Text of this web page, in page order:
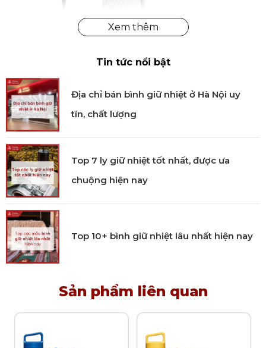
Cấu tạo vân thép Damascus dao Miyabi Sujihiki
Thiết kế cán dao
Cán dao Miyabi Sujihiki được thiết kế hình chữ D,
được làm từ chất liệu gỗ Pakka lành tính, thân thiện
với sức khỏe người dùng. Gỗ Pakka còn có khả năng
chống ẩm tốt, giữ cho tay cầm luôn khô ráo và an
mái và an toàn cho người dùng.
Công nghệ sản xuất
Áp dụng công nghệ trui lạnh Friodur® tăng cường
độ cứng, chống ăn mòn và độ đàn hồi vượt trội cho
lưỡi dao. Quá trình trui lạnh ở nhiệt độ cực thấp giúp
cân bằng cấu trúc thép, làm cho lưỡi dao trở nên linh
hoạt và bền bỉ hơn.
Chuyên dùng để thái lát mỏng thịt, cá.
Tin tức nổi bật
Địa chỉ bán bình giữ nhiệt ở Hà Nội uy
tín, chất lượng
Top 7 ly giữ nhiệt tốt nhất, được ưa
chuộng hiện nay
Top 10+ bình giữ nhiệt lâu nhất hiện nay
Sản phẩm liên quan